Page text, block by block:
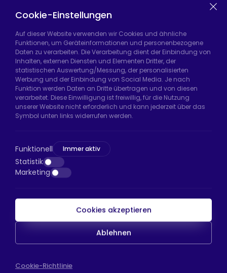
Casters
Hadımköy Fabrik:Atatürk Sanayi Bölgesi,
Uzunçayır Caddesi, No:11 Hadımköy, 34555
Arnavutköy/İstanbul
Telefon: +90 212 640 66 46
E-Mail: export@htsteker.com
D:a, 34045 Bayrampaşa/İstanbul
Telefon:+90 530 044 64 87
E-Mail: info@htsteker.com
HTS-Zahlung
Cookie-Einstellungen
Auf dieser Website verwenden wir Cookies und ähnliche
Funktionen, um Geräteinformationen und personenbezogene
Daten zu verarbeiten. Die Verarbeitung dient der Einbindung von
Inhalten, externen Diensten und Elementen Dritter, der
statistischen Auswertung/Messung, der personalisierten
Werbung und der Einbindung von Social Media. Je nach
Funktion werden Daten an Dritte übertragen und von diesen
verarbeitet. Diese Einwilligung ist freiwillig, für die Nutzung
unserer Website nicht erforderlich und kann jederzeit über das
Symbol unten links widerrufen werden.
Funktionell Immer aktiv
Statistik
Marketing
Cookies akzeptieren
Ablehnen
Cookie-Richtlinie